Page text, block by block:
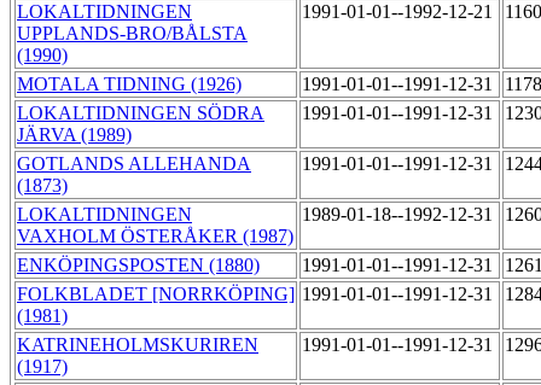
LOKALTIDNINGEN
UPPLANDS-BRO/BÅLSTA
(1990)
1991-01-01--1992-12-21
MOTALA TIDNING (1926) 1991-01-01--1991-12-31
LOKALTIDNINGEN SÖDRA
JÄRVA (1989)
1991-01-01--1991-12-31
GOTLANDS ALLEHANDA
(1873)
1991-01-01--1991-12-31
LOKALTIDNINGEN
VAXHOLM ÖSTERÅKER (1987)
1989-01-18--1992-12-31
ENKÖPINGSPOSTEN (1880) 1991-01-01--1991-12-31
FOLKBLADET [NORRKÖPING]
(1981)
1991-01-01--1991-12-31
KATRINEHOLMSKURIREN
(1917)
1991-01-01--1991-12-31